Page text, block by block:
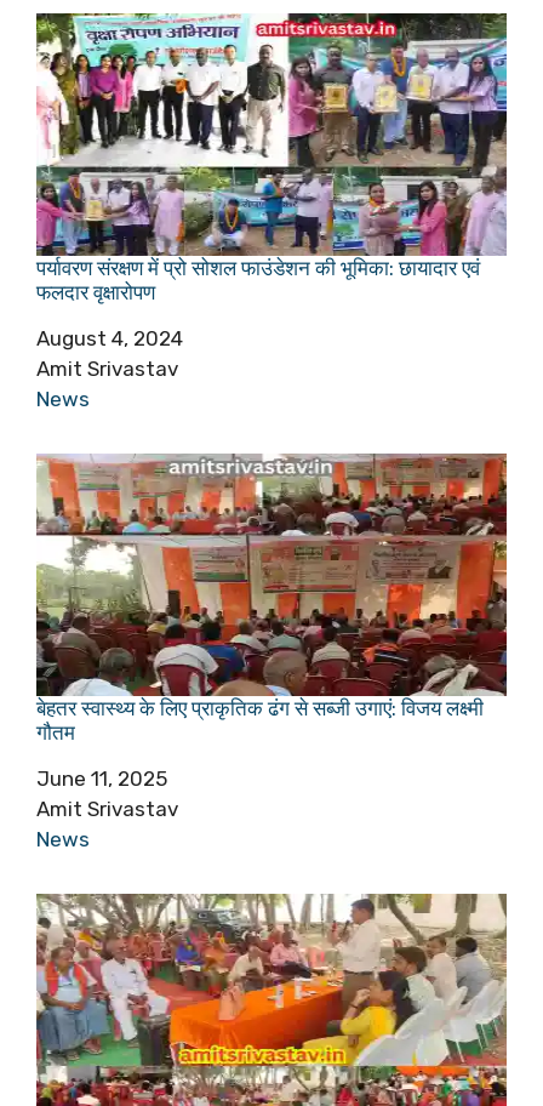
पर्यावरण संरक्षण में प्रो सोशल फाउंडेशन की भूमिका: छायादार एवं
फलदार वृक्षारोपण
Date
August 4, 2024
Author
Amit Srivastav
In relation to
News
बेहतर स्वास्थ्य के लिए प्राकृतिक ढंग से सब्जी उगाएं: विजय लक्ष्मी
गौतम
Date
June 11, 2025
Author
Amit Srivastav
In relation to
News